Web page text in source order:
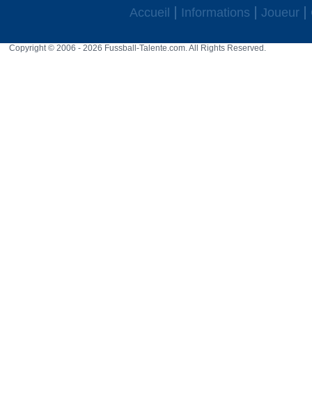
Accueil Informations Joueur
Copyright © 2006 - 2026 Fussball-Talente.com. All Rights Reserved.